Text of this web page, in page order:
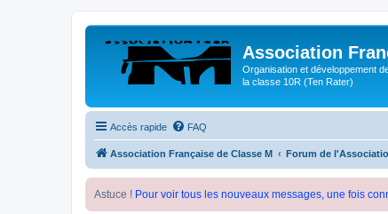
Association
Organisation et développement
la classe 10R (Ten Rater)
Accès rapide FAQ
Association Française de Classe M Forum de
Astuce ! Pour voir tous les nouveaux messages, une fois